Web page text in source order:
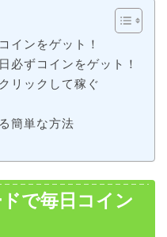
インをゲット！
必ずコインをゲット！
リックして稼ぐ
簡単な方法
で毎日コイン